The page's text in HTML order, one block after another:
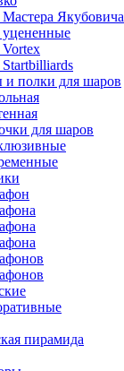
Якубовича
полки для шаров
для шаров
пирамида